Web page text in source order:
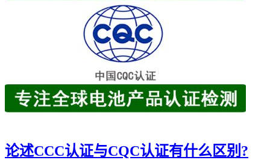
论述CCC认证与CQC认证有什么区别?